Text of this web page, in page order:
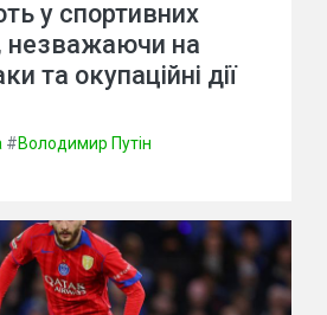
у спортивних
незважаючи на
та окупаційні дії
#Володимир Путін